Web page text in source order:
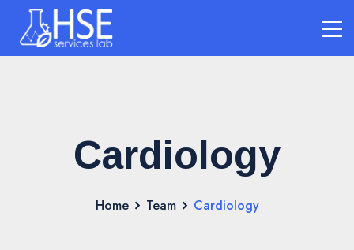
Cardiology
Home Team Cardiology